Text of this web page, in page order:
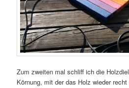
Zum zweiten mal schliff ich die
Körnung, mit der das Holz wieder